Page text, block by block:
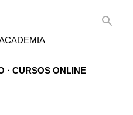
CURSOS ONLINE